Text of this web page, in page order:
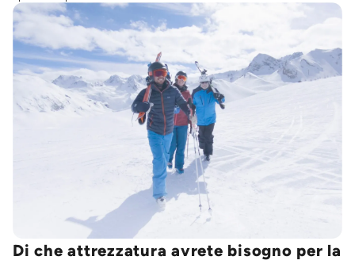
Di che attrezzatura avrete bisogno per la